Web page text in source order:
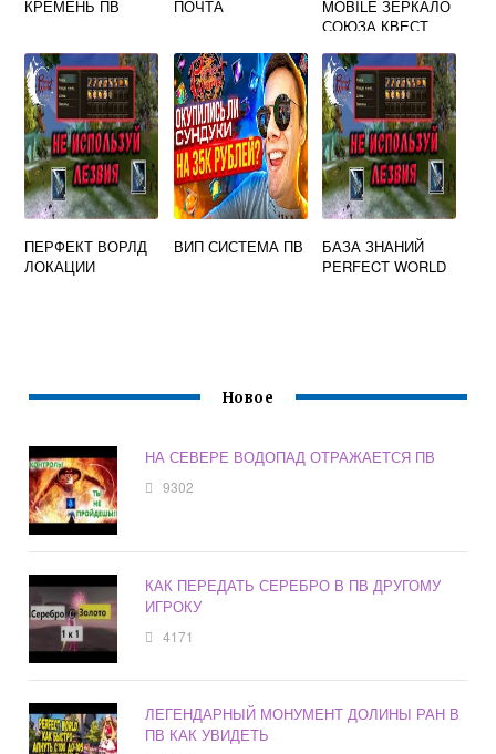
КРЕМЕНЬ ПВ ПОЧТА
MOBILE ЗЕРКАЛО
СОЮЗА КВЕСТ
ПЕРФЕКТ ВОРЛД
ЛОКАЦИИ
ВИП СИСТЕМА ПВ
БАЗА ЗНАНИЙ
PERFECT WORLD
Новое
НА СЕВЕРЕ ВОДОПАД ОТРАЖАЕТСЯ ПВ
9302
КАК ПЕРЕДАТЬ СЕРЕБРО В ПВ ДРУГОМУ
ИГРОКУ
4171
ЛЕГЕНДАРНЫЙ МОНУМЕНТ ДОЛИНЫ РАН В
ПВ КАК УВИДЕТЬ